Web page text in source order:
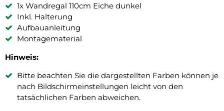
1x Wandregal 110cm Eiche dunkel
Inkl. Halterung
Aufbauanleitung
Montagematerial
Hinweis:
Bitte beachten Sie die dargestellten Farben können je
nach Bildschirmeinstellungen leicht von den
tatsächlichen Farben abweichen.